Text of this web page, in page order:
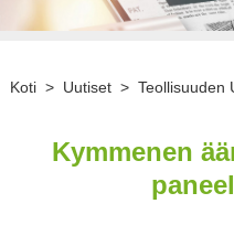
Koti > Uutiset > Teollisuuden
Kymmenen